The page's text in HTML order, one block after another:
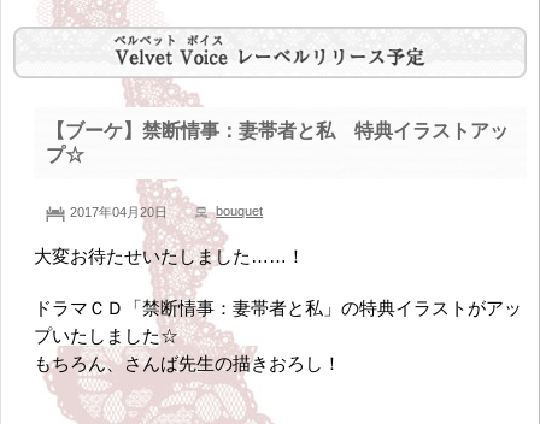
【ブーケ】禁断情事：妻帯者と私 特典イラストアッ
プ☆
2017年04月20日 bouquet
大変お待たせいたしました……！
ドラマＣＤ「禁断情事：妻帯者と私」の特典イラストがアッ
プいたしました☆
もちろん、さんば先生の描きおろし！